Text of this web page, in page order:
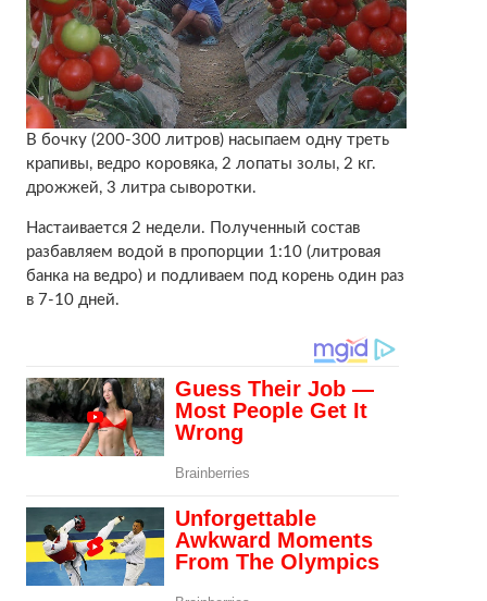
В бочку (200-300 литров) насыпаем одну треть
крапивы, ведро коровяка, 2 лопаты золы, 2 кг.
дрожжей, 3 литра сыворотки.
Настаивается 2 недели. Полученный состав
разбавляем водой в пропорции 1:10 (литровая
банка на ведро) и подливаем под корень один раз
в 7-10 дней.